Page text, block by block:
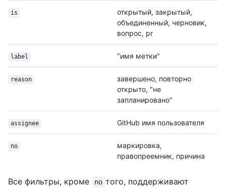
is
открытый, закрытый,
объединенный, черновик,
вопрос, pr
label "имя метки"
reason
завершено, повторно
открыто, "не
запланировано"
assignee GitHub имя пользователя
no
маркировка,
правопреемник, причина
Все фильтры, кроме no того, поддерживают